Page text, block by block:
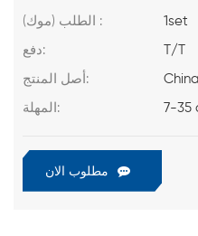
الطلب (موك) : 1set
دفع: T/T
أصل المنتج: China
المهلة: 7-35
مطلوب الان